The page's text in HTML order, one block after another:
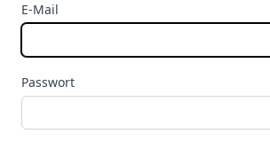
E-Mail
Passwort